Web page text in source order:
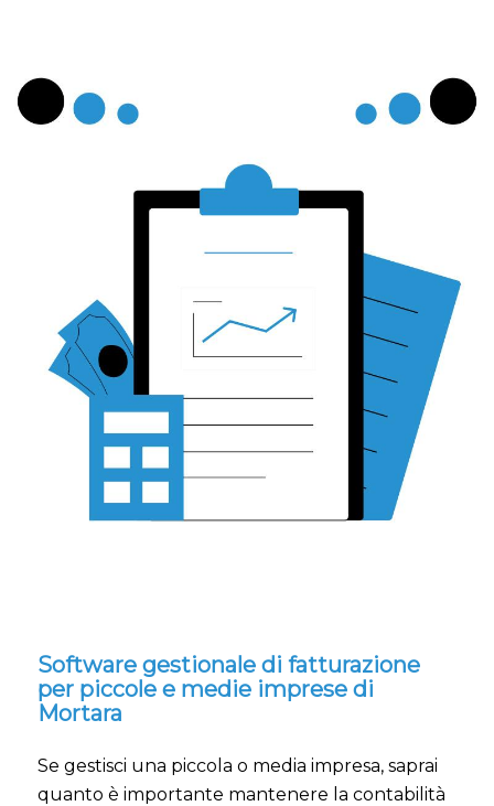
Software gestionale di fatturazione
per piccole e medie imprese di
Mortara
Se gestisci una piccola o media impresa, saprai
quanto è importante mantenere la contabilità